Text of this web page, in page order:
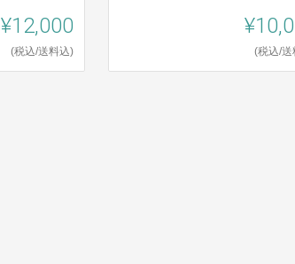
¥12,000
(税込/送料込) (税込/送